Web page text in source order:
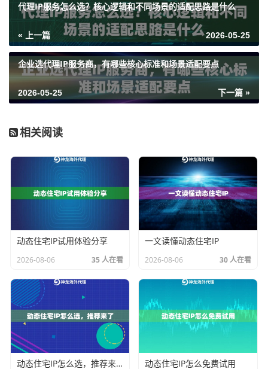
第三个标准是代理协议的支持与网络稳定性。主流的HT
TP、HTTPS、SOCKS5协议是否齐全，决定了代理IP能
否无缝接入你现有的技术架构。高带宽和不限量的支
持，是应对高并发、长时间运行任务的基础，没有这
个，大规模业务就无从谈起。
第四个标准是地理覆盖的广度与精度。业务如果需要模
该地区的精准IP地址就非常关键。覆盖200多个国家地区
的能力，可以满足全球化业务的复杂需求。
是隐形却重要的标准。企业级
应用涉及数据安全与法律风险，服务商是否拥有合规的
资源获取渠道和严格的使用规范，直接关系到企业的运
营安全。
常见业务场景与动态IP的精准匹配
明白了核心标准，下一步就是将它们与你的具体业务场
景对号入座。选对了，事半功倍；选错了，浪费资源还
可能触碰风险。
场景一：大规模数据采集与市场调研
代理IP服务怎么选？核心逻辑和不同场景的适配思路是什么
« 上一篇 2026-05-25
企业选代理IP服务商，有哪些核心标准和场景适配要点
下一篇 »
2026-05-25
相关阅读
动态住宅IP试用体验分享
2026-08-06 35 人在看
一文读懂动态住宅IP
2026-08-06 30 人在看
动态住宅IP怎么选，推荐来了 动态住宅IP怎么免费试用